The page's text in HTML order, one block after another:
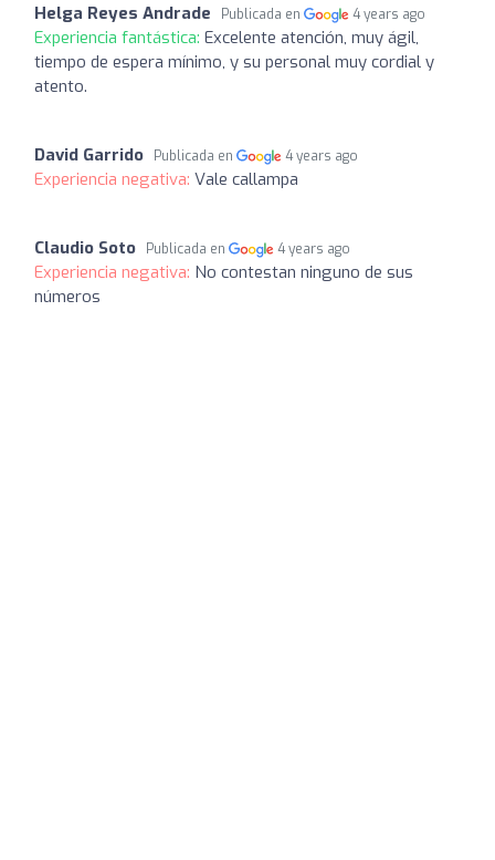
Helga Reyes Andrade Publicada en 4 years ago
Experiencia fantástica: Excelente atención, muy ágil,
tiempo de espera mínimo, y su personal muy cordial y
atento.
David Garrido Publicada en 4 years ago
Experiencia negativa: Vale callampa
Claudio Soto Publicada en 4 years ago
Experiencia negativa: No contestan ninguno de sus
números